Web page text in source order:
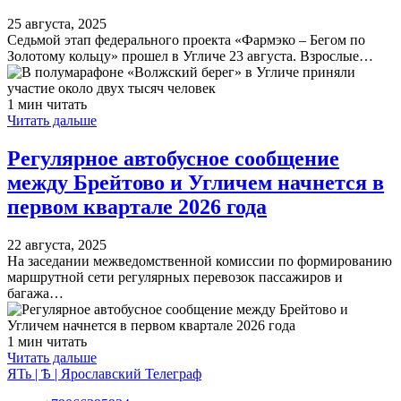
25 августа, 2025
Седьмой этап федерального проекта «Фармэко – Бегом по
Золотому кольцу» прошел в Угличе 23 августа. Взрослые…
1 мин читать
Читать дальше
Регулярное автобусное сообщение
между Брейтово и Угличем начнется в
первом квартале 2026 года
22 августа, 2025
На заседании межведомственной комиссии по формированию
маршрутной сети регулярных перевозок пассажиров и
багажа…
1 мин читать
Читать дальше
ЯТь | Ѣ | Ярославский Телеграф